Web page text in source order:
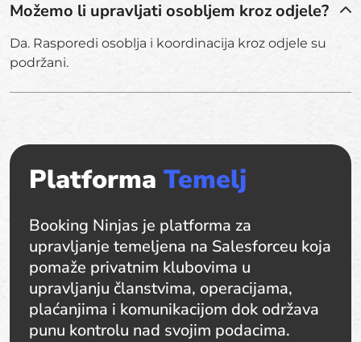
Možemo li upravljati osobljem kroz odjele?
Da. Rasporedi osoblja i koordinacija kroz odjele su
podržani.
Platforma Temelj
Booking Ninjas je platforma za
upravljanje temeljena na Salesforceu koja
pomaže privatnim klubovima u
upravljanju članstvima, operacijama,
plaćanjima i komunikacijom dok održava
punu kontrolu nad svojim podacima.